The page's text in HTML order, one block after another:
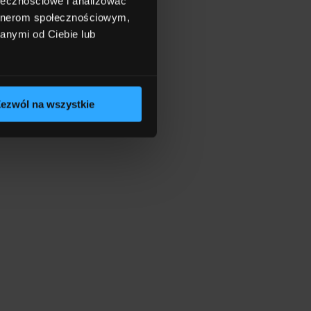
społecznościowym,
od Ciebie lub
na wszystkie